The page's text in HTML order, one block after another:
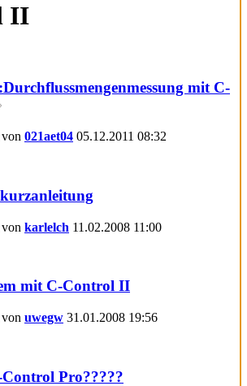
II
mit C-
021aet04 05.12.2011 08:32
karlelch 11.02.2008 11:00
mit C-Control II
uwegw 31.01.2008 19:56
Pro?????